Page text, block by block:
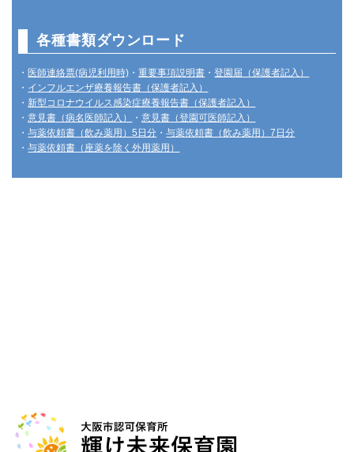
各種書類ダウンロード
・医師連絡票(病児利用時) ・重要事項説明書 ・登園届（保護者記入）
・ インフルエンザ療養報告書（保護者記入）
・ 新型コロナウイルス感染症療養報告書（保護者記入）
・意見書（病名医師記入） ・意見書（登園可医師記入）
・与薬依頼書（飲み薬用）5日分 ・与薬依頼書（飲み薬用）7日分
・与薬依頼書（座薬を除く外用薬用）